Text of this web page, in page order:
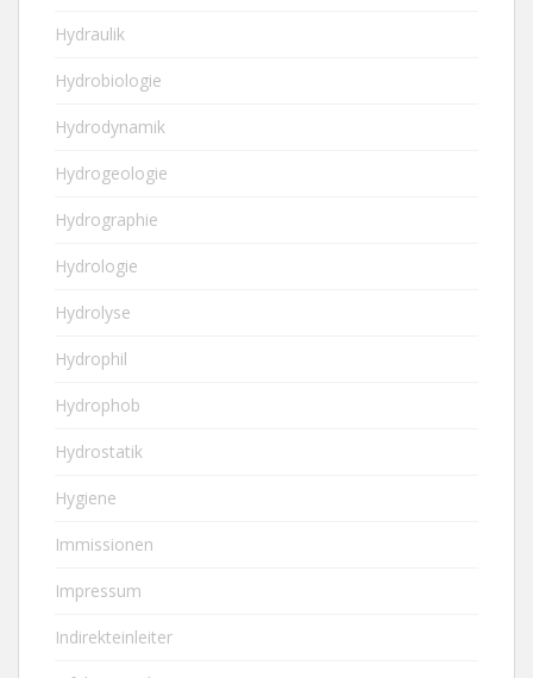
Hydraulik
Hydrobiologie
Hydrodynamik
Hydrogeologie
Hydrographie
Hydrologie
Hydrolyse
Hydrophil
Hydrophob
Hydrostatik
Hygiene
Immissionen
Impressum
Indirekteinleiter